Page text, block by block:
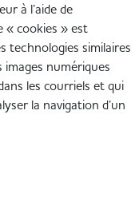
à l’aide de
« cookies » est
technologies similaires
images numériques
les courriels et qui
la navigation d’un